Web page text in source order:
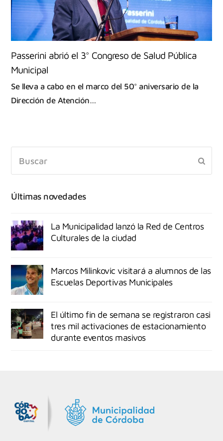
Passerini abrió el 3° Congreso de Salud Pública
Municipal
Se lleva a cabo en el marco del 50° aniversario de la
Dirección de Atención…
Últimas novedades
La Municipalidad lanzó la Red de Centros
Culturales de la ciudad
Marcos Milinkovic visitará a alumnos de las
Escuelas Deportivas Municipales
El último fin de semana se registraron casi
tres mil activaciones de estacionamiento
durante eventos masivos